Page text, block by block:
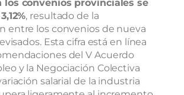
los convenios provinciales se
, resultado de la
entre los convenios de nueva
Esta cifra está en línea
del V Acuerdo
y la Negociación Colectiva
salarial de la industria